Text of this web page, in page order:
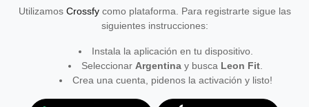
Utilizamos Crossfycomo plataforma. Para registrarte sigue las
siguientes instrucciones:
Instala la aplicación en tu dispositivo.
Seleccionar Argentina y busca Leon Fit
Crea una cuenta, pidenos la activación y listo!